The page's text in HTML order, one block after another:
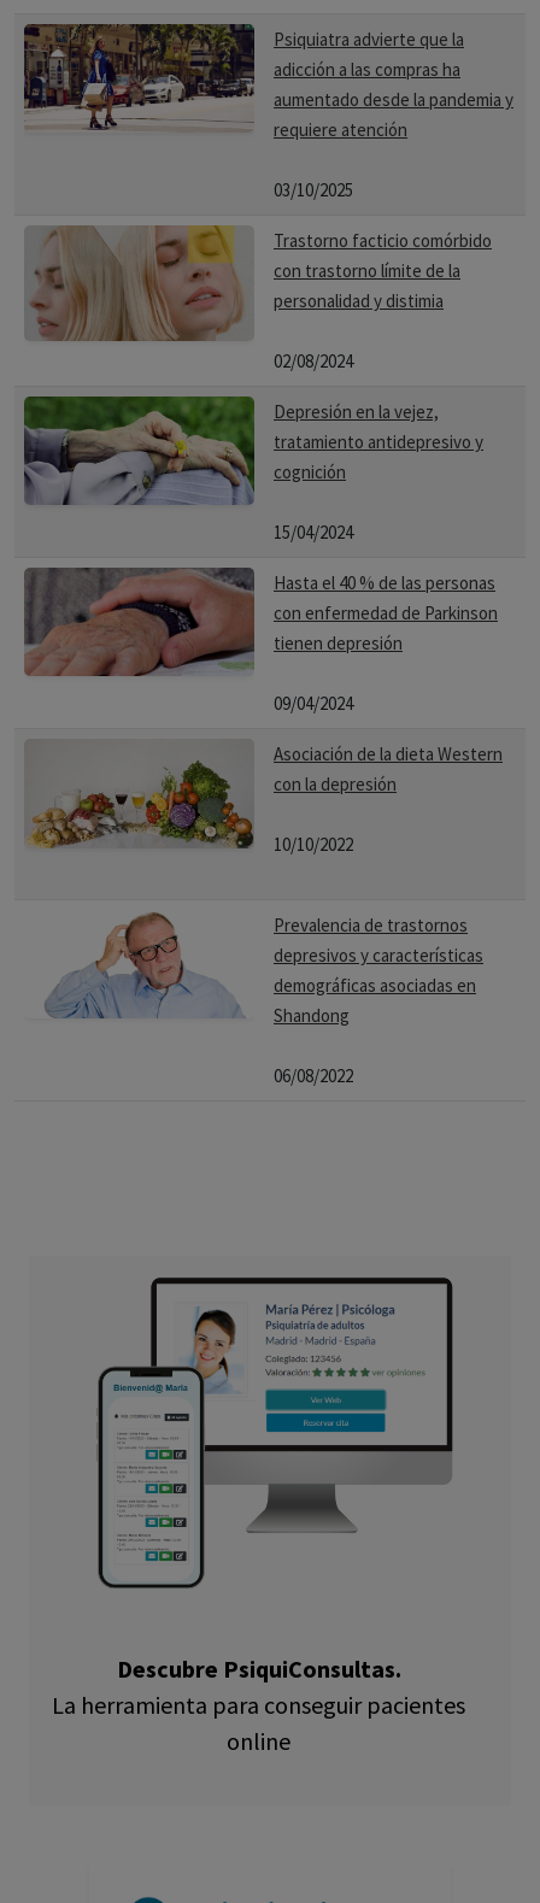
Psiquiatra advierte que la
adicción a las compras ha
aumentado desde la pandemia y
requiere atención
03/10/2025
Trastorno facticio comórbido
con trastorno límite de la
personalidad y distimia
02/08/2024
Depresión en la vejez,
tratamiento antidepresivo y
cognición
15/04/2024
Hasta el 40 % de las personas
con enfermedad de Parkinson
tienen depresión
09/04/2024
Asociación de la dieta Western
con la depresión
10/10/2022
Prevalencia de trastornos
depresivos y características
demográficas asociadas en
Shandong
06/08/2022
Descubre PsiquiConsultas.
La herramienta para conseguir pacientes
online